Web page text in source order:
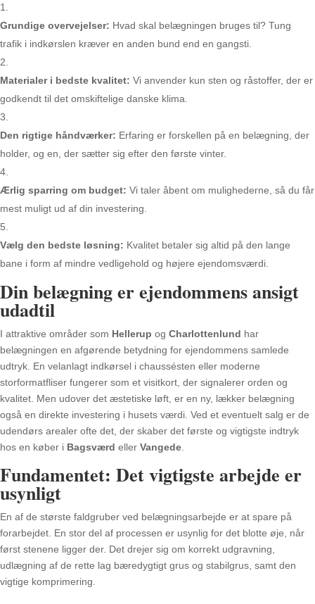
Grundige overvejelser: Hvad skal belægningen bruges til? Tung
trafik i indkørslen kræver en anden bund end en gangsti.
Materialer i bedste kvalitet: Vi anvender kun sten og råstoffer, der er
godkendt til det omskiftelige danske klima.
Den rigtige håndværker: Erfaring er forskellen på en belægning, der
holder, og en, der sætter sig efter den første vinter.
Ærlig sparring om budget: Vi taler åbent om mulighederne, så du får
mest muligt ud af din investering.
Vælg den bedste løsning: Kvalitet betaler sig altid på den lange
bane i form af mindre vedligehold og højere ejendomsværdi.
Din belægning er ejendommens ansigt
udadtil
I attraktive områder som Hellerup og Charlottenlund har
belægningen en afgørende betydning for ejendommens samlede
udtryk. En velanlagt indkørsel i chaussésten eller moderne
storformatfliser fungerer som et visitkort, der signalerer orden og
kvalitet. Men udover det æstetiske løft, er en ny, lækker belægning
også en direkte investering i husets værdi. Ved et eventuelt salg er de
udendørs arealer ofte det, der skaber det første og vigtigste indtryk
hos en køber i Bagsværd eller Vangede
Fundamentet: Det vigtigste arbejde er
usynligt
En af de største faldgruber ved belægningsarbejde er at spare på
forarbejdet. En stor del af processen er usynlig for det blotte øje, når
først stenene ligger der. Det drejer sig om korrekt udgravning,
udlægning af de rette lag bæredygtigt grus og stabilgrus, samt den
vigtige komprimering.